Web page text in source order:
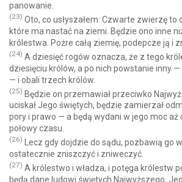
panowanie.
(23) Oto, co usłyszałem: Czwarte zwierzę
które ma nastać na ziemi. Będzie ono inne
królestwa. Pożre całą ziemię, podepcze ją i
(24) A dziesięć rogów oznacza, że z tego
dziesięciu królów, a po nich powstanie inny
— i obali trzech królów.
(25) Będzie on przemawiał przeciwko
uciskał Jego świętych, będzie zamierzał
pory i prawo — a będą wydani w jego moc aż
połowy czasu.
(26)
Lecz gdy dojdzie do sądu, pozbawią go
ostatecznie zniszczyć i zniweczyć.
(27) A królestwo i władza, i potęga królestw
będą dane ludowi świętych Najwyższego.